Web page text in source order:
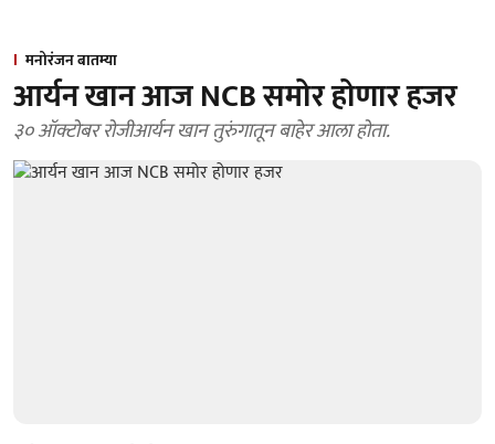
मनोरंजन बातम्या
आर्यन खान आज NCB समोर होणार हजर
३० ऑक्टोबर रोजीआर्यन खान तुरुंगातून बाहेर आला होता.